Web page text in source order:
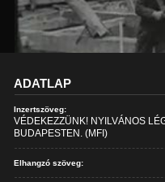
ADATLAP
Inzertszöveg:
VÉDEKEZZÜNK! NYILVÁNOS
BUDAPESTEN. (MFI)
Elhangzó szöveg: